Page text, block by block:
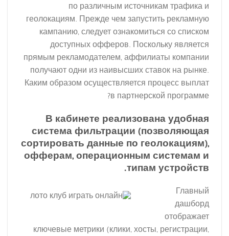
по различным источникам трафика и
геолокациям. Прежде чем запустить рекламную
кампанию, следует ознакомиться со списком
доступных офферов. Поскольку является
прямым рекламодателем, аффилиаты компании
получают одни из наивысших ставок на рынке.
Каким образом осуществляется процесс выплат
в партнерской программе?
В кабинете реализована удобная
система фильтрации (позволяющая
сортировать данные по геолокациям),
офферам, операционным системам и
типам устройств.
Главный
дашборд
отображает
ключевые метрики (клики, хосты, регистрации,